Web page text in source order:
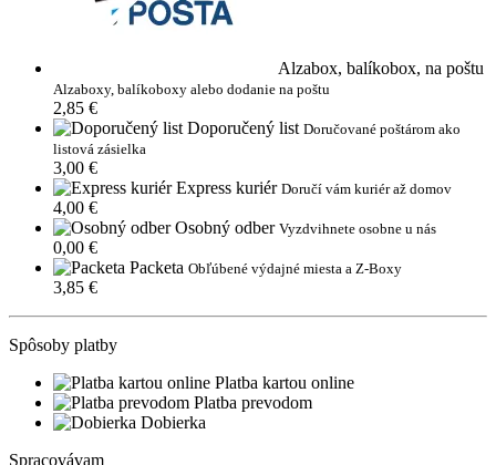
Alzabox, balíkobox, na poštu
Alzaboxy, balíkoboxy alebo dodanie na poštu
2,85 €
Doporučený list Doručované poštárom ako
listová zásielka
3,00 €
Express kuriér Doručí vám kuriér až domov
4,00 €
Osobný odber Vyzdvihnete osobne u nás
0,00 €
Packeta Obľúbené výdajné miesta a Z-Boxy
3,85 €
Spôsoby platby
Platba kartou online
Platba prevodom
Dobierka
Spracovávam